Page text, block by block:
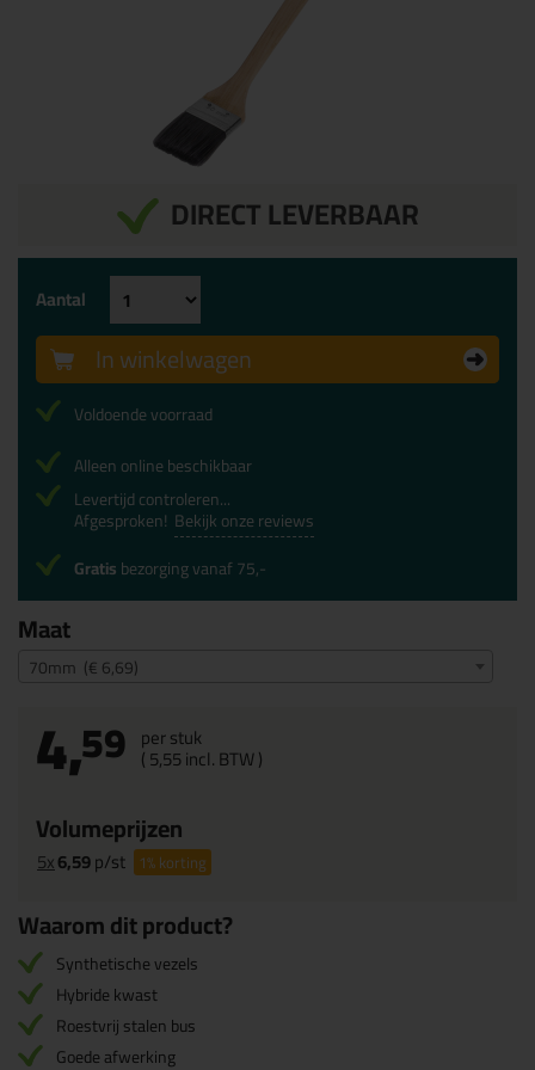
DIRECT LEVERBAAR
Maat
70mm (€ 6,69)
4,59 per stuk
(5,55incl. BTW )
Volumeprijzen
5x6,59p/st 1%korting
Aantal
In winkelwagen
Voldoende voorraad
Alleen online beschikbaar
Levertijd controleren...
Afgesproken! Bekijk onze reviews
Gratisbezorging vanaf 75,-
Waarom dit product?
Synthetische vezels
Hybride kwast
Roestvrij stalen bus
Goede afwerking